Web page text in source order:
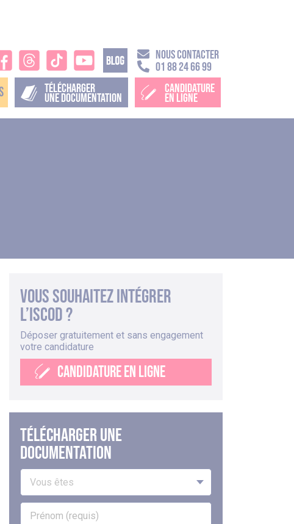
NOUS CONTACTER
01 88 24 66 99
TÉLÉCHARGER
UNE DOCUMENTATION
CANDIDATURE
EN LIGNE
Vous souhaitez intégrer
l’iscod ?
Déposer gratuitement et sans engagement
votre candidature
CANDIDATURE EN LIGNE
Télécharger une
documentation